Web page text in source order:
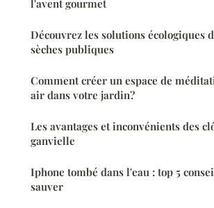
l'avent gourmet
Découvrez les solutions écologiques
sèches publiques
Comment créer un espace de
air dans votre jardin?
Les avantages et inconvénients des
ganvielle
Iphone tombé dans l'eau : top 5
sauver